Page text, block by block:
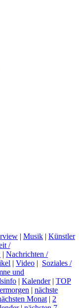
| Musik | Künstler
/
| Nachrichten /
| Video | Soziales /
und
| Kalender| TOP
| nächste
Monat | 2